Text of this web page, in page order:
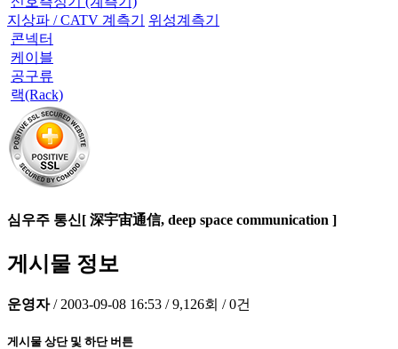
지상파 / CATV 계측기
위성계측기
콘넥터
케이블
공구류
랙(Rack)
심우주 통신[ 深宇宙通信, deep space communication ]
게시물 정보
운영자 / 2003-09-08 16:53 / 9,126회 / 0건
게시물 상단 및 하단 버튼